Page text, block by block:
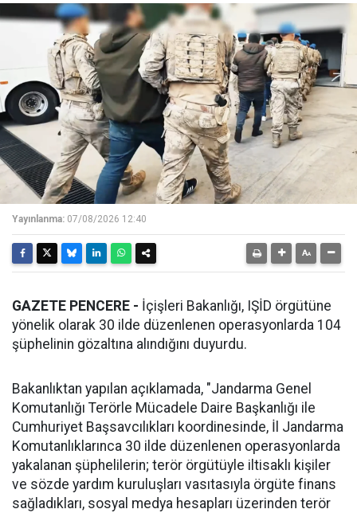
Yayınlanma: 07/08/2026 12:40
GAZETE PENCERE - İçişleri Bakanlığı, IŞİD örgütüne
yönelik olarak 30 ilde düzenlenen operasyonlarda 104
şüphelinin gözaltına alındığını duyurdu.
Bakanlıktan yapılan açıklamada, "Jandarma Genel
Komutanlığı Terörle Mücadele Daire Başkanlığı ile
Cumhuriyet Başsavcılıkları koordinesinde, İl Jandarma
Komutanlıklarınca 30 ilde düzenlenen operasyonlarda
yakalanan şüphelilerin; terör örgütüyle iltisaklı kişiler
ve sözde yardım kuruluşları vasıtasıyla örgüte finans
sağladıkları, sosyal medya hesapları üzerinden terör